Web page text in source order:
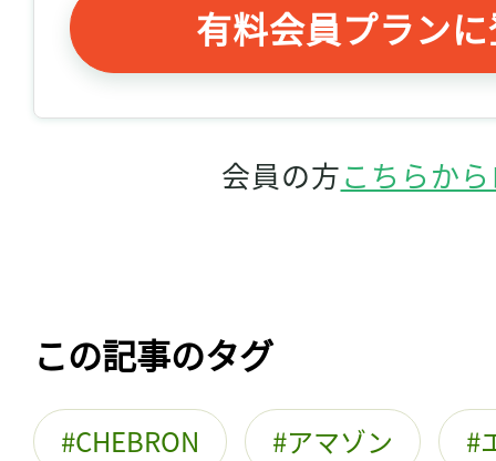
有料会員プラン
会員の方こちらか
この記事のタグ
CHEBRON アマゾン